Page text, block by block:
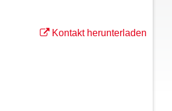
Kontakt herunterladen